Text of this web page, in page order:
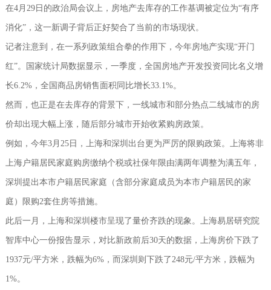
在4月29日的政治局会议上，房地产去库存的工作基调被定位为“有序
消化”，这一新调子背后正好契合了当前的市场现状。
记者注意到，在一系列政策组合拳的作用下，今年房地产实现“开门
红”。国家统计局数据显示，一季度，全国房地产开发投资同比名义增
长6.2%，全国商品房销售面积同比增长33.1%。
然而，也正是在去库存的背景下，一线城市和部分热点二线城市的房
价却出现大幅上涨，随后部分城市开始收紧购房政策。
例如，今年3月25日，上海和深圳出台更为严厉的限购政策。上海将非
上海户籍居民家庭购房缴纳个税或社保年限由满两年调整为满五年，
深圳提出本市户籍居民家庭（含部分家庭成员为本市户籍居民的家
庭）限购2套住房等措施。
此后一月，上海和深圳楼市呈现了量价齐跌的现象。上海易居研究院
智库中心一份报告显示，对比新政前后30天的数据，上海房价下跌了
1937元/平方米，跌幅为6%，而深圳则下跌了248元/平方米，跌幅为
1%。